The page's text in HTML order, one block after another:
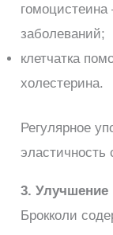
заболеваний;
клетчатка
холестерина.
Регулярное
эластичность
3. Улучшение
Брокколи